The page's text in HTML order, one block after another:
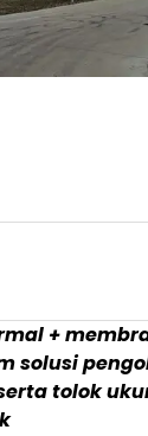
+
solusi
tolok